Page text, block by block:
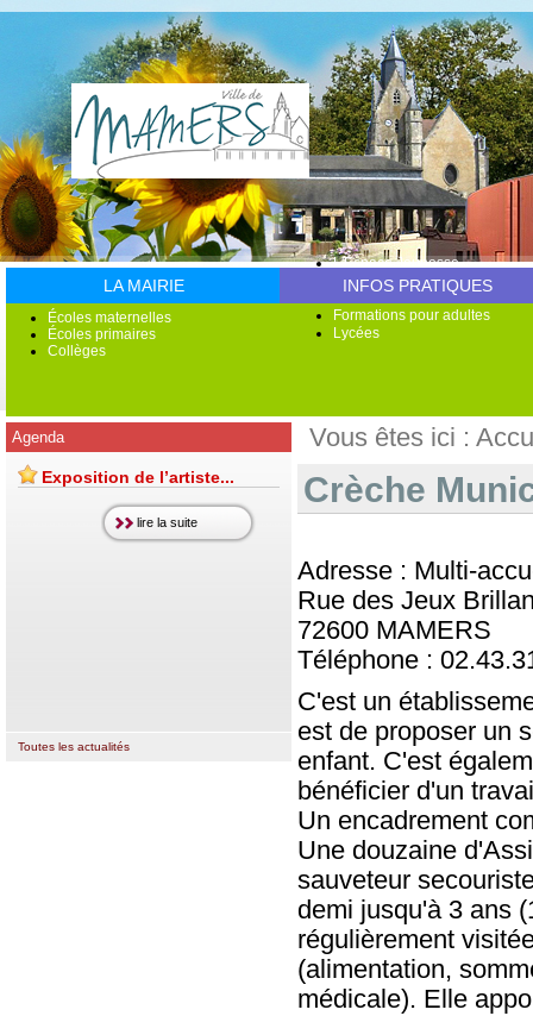
LA MAIRIE INFOS PRATIQUES
Écoles maternelles
Écoles primaires
Collèges
Lycées
Formations pour adultes
Accueil de loisirs
L'Espace Jeunesse
Vous êtes ici :
Crèche
Adresse : Multi-
Rue des Jeux
72600 MAMERS
Téléphone :
C'est un
est de proposer un
enfant. C'est
bénéficier d'un
Un encadrement
Une douzaine
sauveteur
demi jusqu'à 3 ans
régulièrement
(alimentation,
médicale). Elle
Agenda
Exposition de l’artiste...
lire la suite
Toutes les actualités